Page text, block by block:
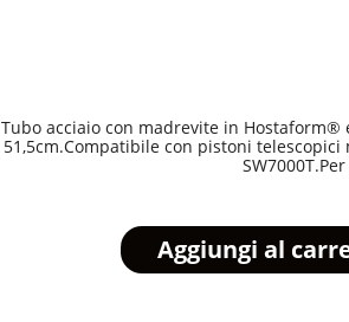
Tubo acciaio con madrevite in
51,5cm.Compatibile con pistoni